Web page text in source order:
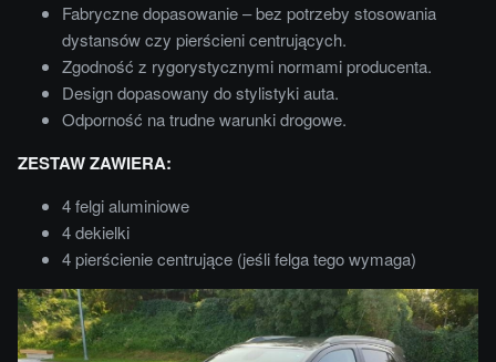
Fabryczne dopasowanie – bez potrzeby stosowania
dystansów czy pierścieni centrujących.
Zgodność z rygorystycznymi normami producenta.
Design dopasowany do stylistyki auta.
Odporność na trudne warunki drogowe.
ZESTAW ZAWIERA:
4 felgi aluminiowe
4 dekielki
4 pierścienie centrujące (jeśli felga tego wymaga)